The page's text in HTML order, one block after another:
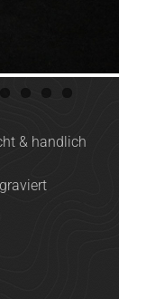
& handlich